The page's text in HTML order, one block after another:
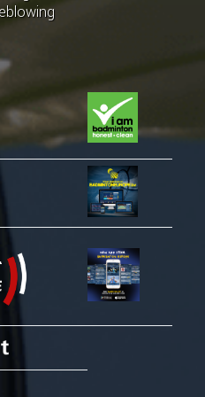
ATLETI
DELLA GIOVENTÙ
SHUTTLE TIME
PROMOZIONE SPORTIVA
CONI
SPORT E SALUTE